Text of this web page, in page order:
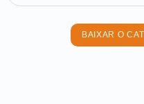
BAIXAR O